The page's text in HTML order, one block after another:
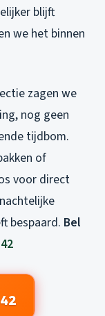
blijft
we het binnen
zagen we
nog geen
tijdbom.
of
voor direct
bespaard. Bel